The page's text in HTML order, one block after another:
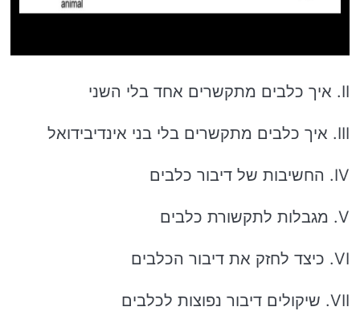
II. איך כלבים מתקשרים אחד בלי השני
III. איך כלבים מתקשרים בלי בני אינדיבידואל
IV. החשיבות של דיבור כלבים
V. מגבלות לתקשורת כלבים
VI. כיצד לחזק את דיבור הכלבים
VII. שיקולים דיבור נפוצות לכלבים